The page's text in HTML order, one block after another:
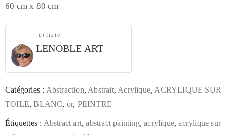
60 cm x 80 cm
artiste
LENOBLE ART
Catégories : Abstraction, Abstrait, Acrylique, ACRYLIQUE SUR
TOILE,BLANC, or, PEINTRE
Étiquettes : Abstract art,abstract painting,acrylique,acrylique sur